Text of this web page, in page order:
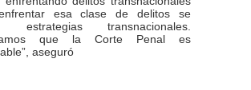
esa clase de delitos se
estrategias transnacionales.
que la Corte Penal es
aseguró